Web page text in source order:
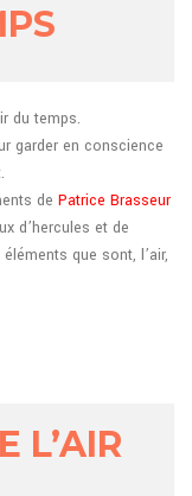
du temps.
garder en conscience
de Patrice Brasseur
d’hercules et de
que sont, l’air,
L’AIR